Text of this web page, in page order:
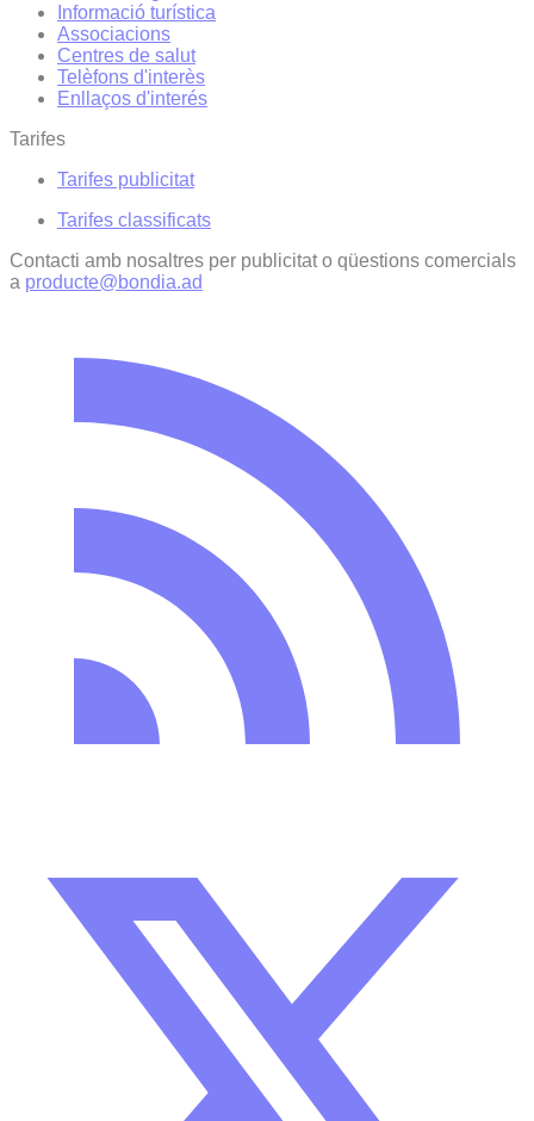
Informació turística
Associacions
Centres de salut
Telèfons d'interès
Enllaços d'interés
Tarifes
Tarifes publicitat
Tarifes classificats
Contacti amb nosaltres per publicitat o qüestions comercials
a producte@bondia.ad